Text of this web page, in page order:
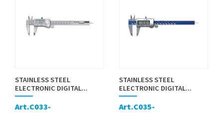
STAINLESS STEEL
ELECTRONIC DIGITAL...
Art.C033-
STAINLESS STEEL
ELECTRONIC DIGITAL...
Art.C035-